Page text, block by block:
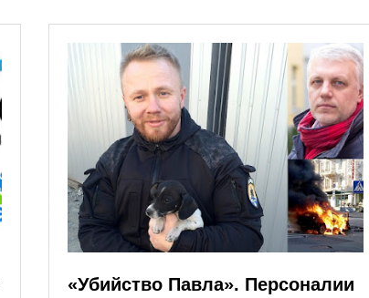
«Убийство Павла». Персоналии